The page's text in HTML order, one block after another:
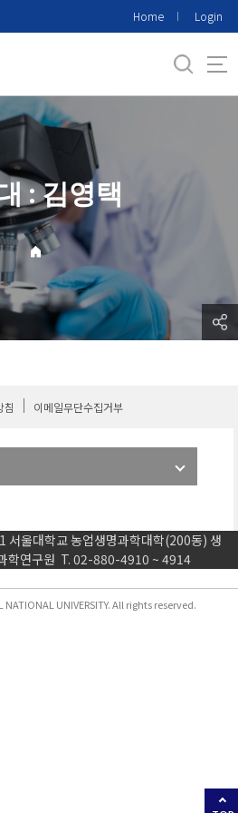
Home Login
: 김영택
침 이메일무단수집거부
서울대학교 농업생명과학대학(200동) 생
학연구원 T. 02-880-4910 ~ 4914
NATIONAL UNIVERSITY. All rights reserved.